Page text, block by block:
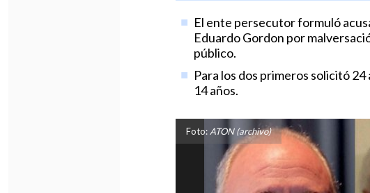
El ente persecutor formuló
Eduardo Gordon por
público.
Para los dos primeros solicitó
14 años.
Foto: ATON (archivo)